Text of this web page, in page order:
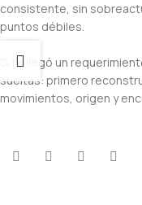
consistente, sin
puntos débiles.
Si te llegó un
sueltas: primero
movimientos, origen y